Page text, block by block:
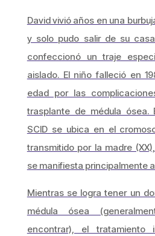
David vivió años en una
y solo pudo salir de su
confeccionó un traje
aislado. El niño falleció en
edad por las
trasplante de médula ósea.
SCID se ubica en el
transmitido por la madre
se manifiesta principalmente
Mientras se logra tener un
médula ósea
encontrar), el